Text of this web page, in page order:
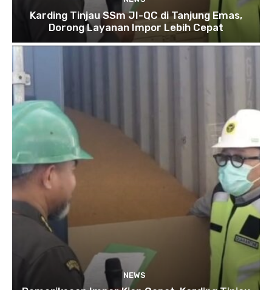
Karding Tinjau SSm JI-QC di Tanjung Emas,
Dorong Layanan Impor Lebih Cepat
NEWS